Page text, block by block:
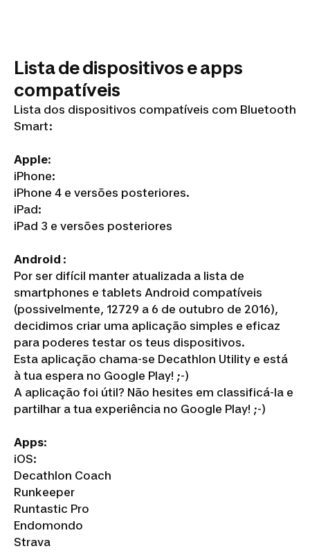
Lista de dispositivos e apps
compatíveis
Lista dos dispositivos compatíveis com Bluetooth
Smart:
Apple:
iPhone:
iPhone 4 e versões posteriores.
iPad:
iPad 3 e versões posteriores
Android :
Por ser difícil manter atualizada a lista de
smartphones e tablets Android compatíveis
(possivelmente, 12729 a 6 de outubro de 2016),
decidimos criar uma aplicação simples e eficaz
para poderes testar os teus dispositivos.
Esta aplicação chama-se Decathlon Utility e está
à tua espera no Google Play! ;-)
A aplicação foi útil? Não hesites em classificá-la e
partilhar a tua experiência no Google Play! ;-)
Apps:
iOS:
Decathlon Coach
Runkeeper
Runtastic Pro
Endomondo
Strava